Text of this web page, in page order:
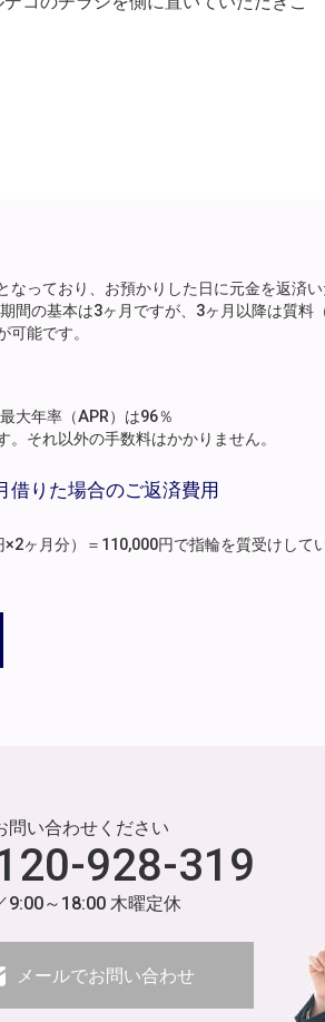
っており、お預かりした日に元金を返済
間の基本は3ヶ月ですが、3ヶ月以降は質料
能です。
大年率（APR）は96％
それ以外の手数料はかかりません。
借りた場合のご返済費用
ヶ月分）＝110,000円で指輪を質受けして
問い合わせください
928-319
9:00～18:00 木曜定休
メールでお問い合わせ